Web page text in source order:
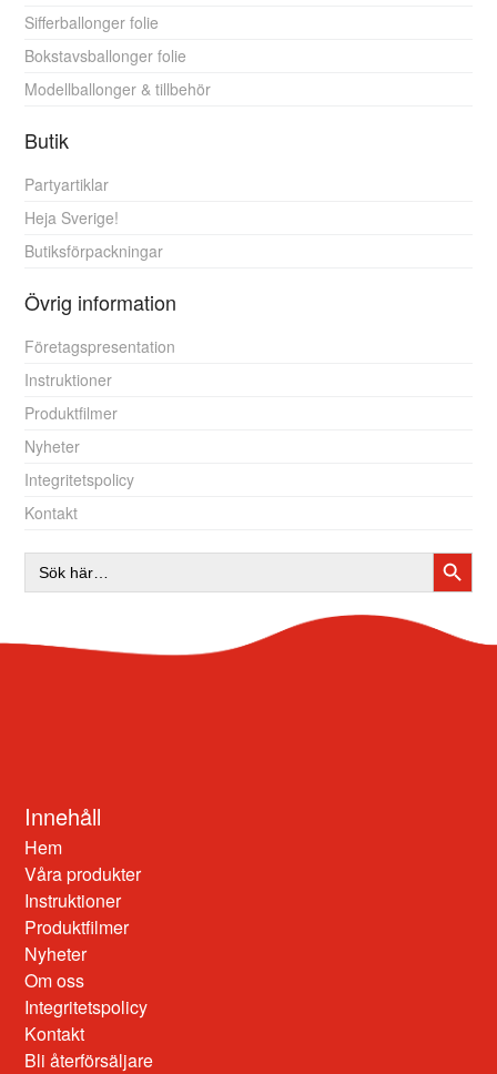
Sifferballonger folie
Bokstavsballonger folie
Modellballonger & tillbehör
Butik
Partyartiklar
Heja Sverige!
Butiksförpackningar
Övrig information
Företagspresentation
Instruktioner
Produktfilmer
Nyheter
Integritetspolicy
Kontakt
Sök
efter:
Innehåll
Hem
Våra produkter
Instruktioner
Produktfilmer
Nyheter
Om oss
Integritetspolicy
Kontakt
Bli återförsäljare